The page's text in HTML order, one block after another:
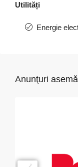
Utilități
Energie
Anunţuri